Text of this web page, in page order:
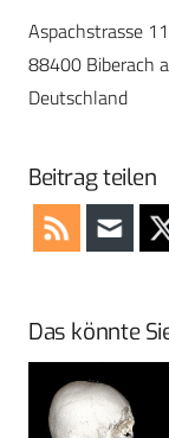
Aspachstrasse 11
88400 Biberach
Deutschland
Beitrag teilen
Das könnte